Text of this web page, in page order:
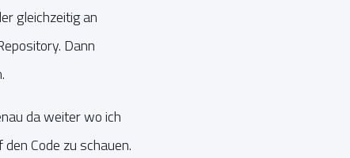
gleichzeitig an
Dann
da weiter wo ich
Code zu schauen.